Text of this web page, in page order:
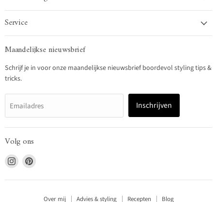
Service
Maandelijkse nieuwsbrief
Schrijf je in voor onze maandelijkse nieuwsbrief boordevol styling tips &
tricks.
Emailadres Inschrijven
Volg ons
Vind
ons
op
Vind
op
Over mij Advies & styling Recepten Blog